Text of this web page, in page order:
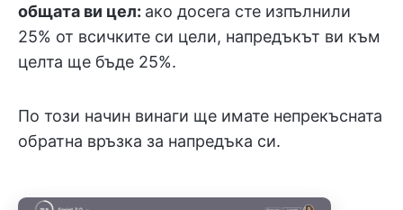
общата ви цел: ако досега сте изпълнили
25% от всичките си цели, напредъкът ви към
целта ще бъде 25%.
По този начин винаги ще имате непрекъсната
обратна връзка за напредъка си.